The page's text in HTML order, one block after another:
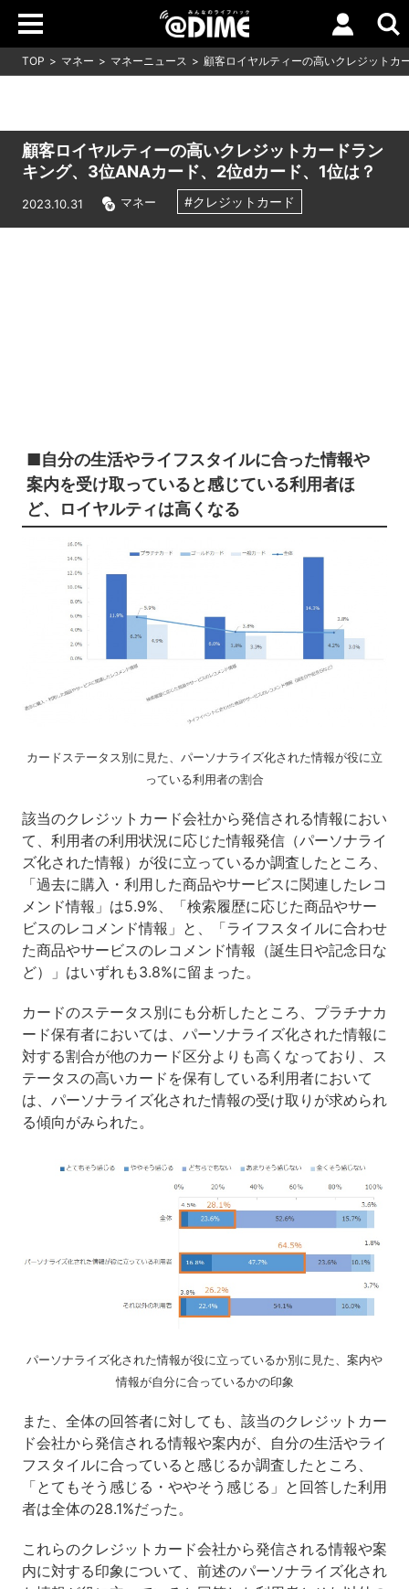
TOP マネー マネーニュース 顧客ロイヤルティーの高いクレジットカ
顧客ロイヤルティーの高いクレジットカードラン
キング、3位ANAカード、2位dカード、1位は？
2023.10.31 マネー #クレジットカード
■自分の生活やライフスタイルに合った情報や
案内を受け取っていると感じている利用者ほ
ど、ロイヤルティは高くなる
カードステータス別に見た、パーソナライズ化された情報が役に立
っている利用者の割合
該当のクレジットカード会社から発信される情報におい
て、利用者の利用状況に応じた情報発信（パーソナライ
ズ化された情報）が役に立っているか調査したところ、
「過去に購入・利用した商品やサービスに関連したレコ
メンド情報」は5.9%、「検索履歴に応じた商品やサー
ビスのレコメンド情報」と、「ライフスタイルに合わせ
た商品やサービスのレコメンド情報（誕生日や記念日な
ど）」はいずれも3.8%に留まった。
カードのステータス別にも分析したところ、プラチナカ
ード保有者においては、パーソナライズ化された情報に
対する割合が他のカード区分よりも高くなっており、ス
テータスの高いカードを保有している利用者において
は、パーソナライズ化された情報の受け取りが求められ
る傾向がみられた。
パーソナライズ化された情報が役に立っているか別に見た、案内や
情報が自分に合っているかの印象
また、全体の回答者に対しても、該当のクレジットカー
ド会社から発信される情報や案内が、自分の生活やライ
フスタイルに合っていると感じるか調査したところ、
「とてもそう感じる・ややそう感じる」と回答した利用
者は全体の28.1%だった。
これらのクレジットカード会社から発信される情報や案
内に対する印象について、前述のパーソナライズ化され